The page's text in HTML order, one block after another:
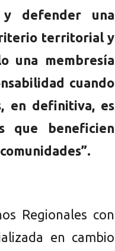
y defender una
territorial y
una membresía
cuando
en definitiva, es
que beneficien
Regionales con
en cambio